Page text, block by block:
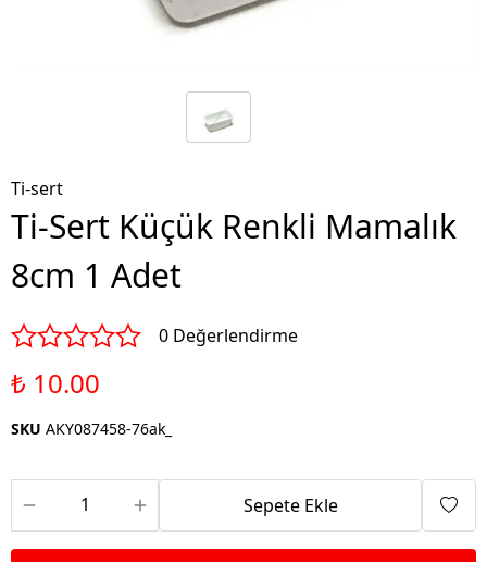
Ti-sert
Ti-Sert Küçük Renkli Mamalık
8cm 1 Adet
0 Değerlendirme
₺ 10.00
SKU AKY087458-76ak_
Sepete Ekle